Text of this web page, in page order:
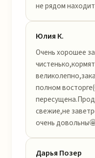
не рядом
Юлия К.
Очень хорошее
полном
свежие,не
очень
Дарья Позер